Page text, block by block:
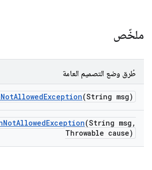
ملخّص
طُرق وضع التصميم العامة
NotAllowedException(String msg)
NotAllowedException(String msg ,
Throwable cause)